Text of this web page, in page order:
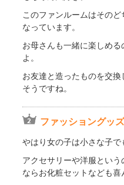
このファンルームはその
なっています。
お母さんも一緒に楽しめ
よ。
お友達と造ったものを交
そうですね。
ファッショングッ
やはり女の子は小さな子で
アクセサリーや洋服とい
ならお化粧セットなども喜